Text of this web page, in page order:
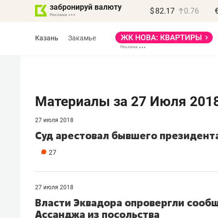
забронируй валюту $ 82.17 0.76
Казань Закамье
Материалы за 27 Июля
27 июля 2018
Суд арестовал бывшего
27
27 июля 2018
Власти Эквадора опровергли
Ассанджа из посольства
МАРТ
правил, бизнес может
полгода»